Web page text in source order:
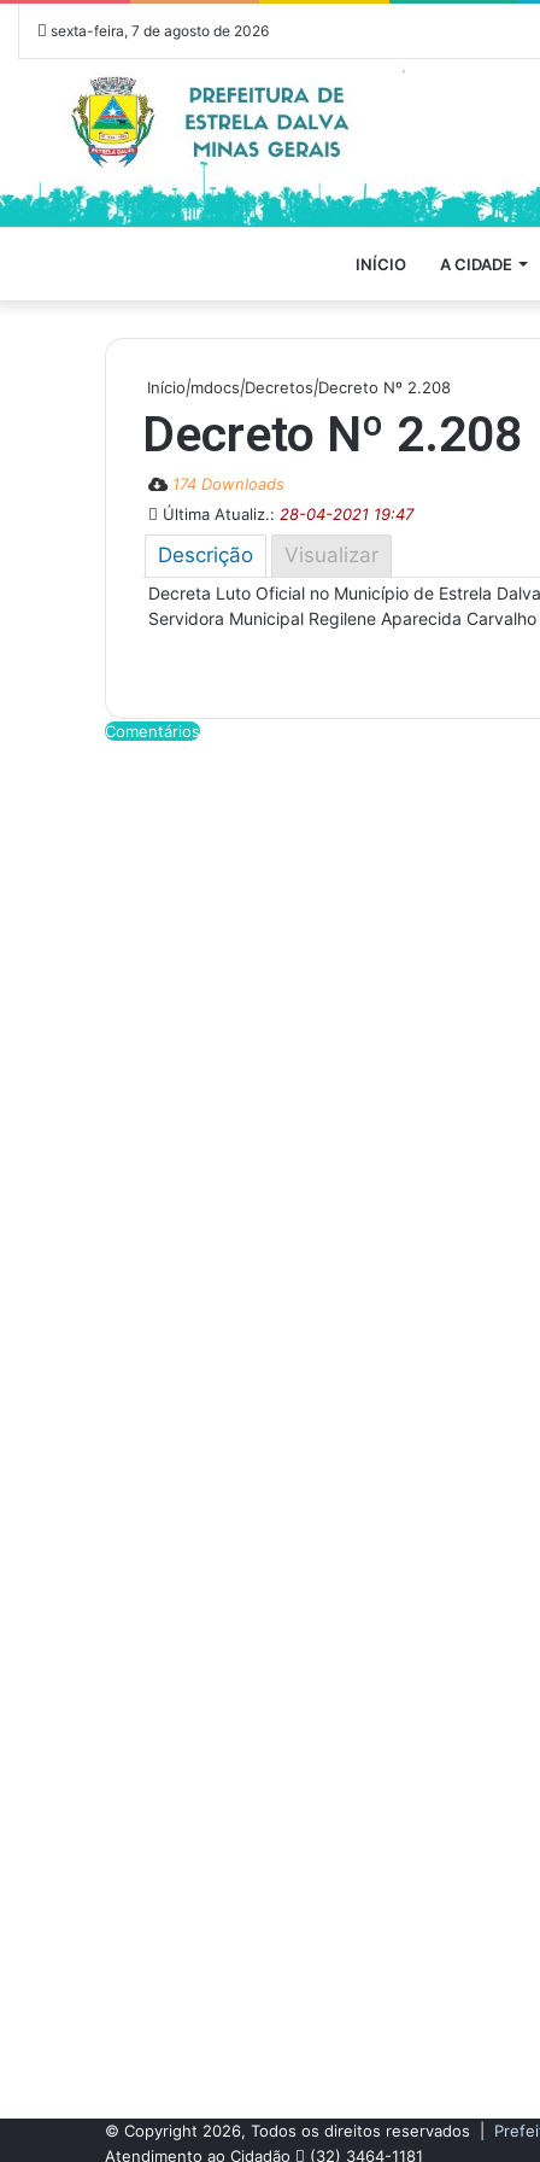
sexta-feira, 7 de agosto de 2026
INÍCIO A CIDADE
Início|mdocs|Decretos|Decreto Nº 2.208
Decreto Nº 2.208
174 Downloads
Última Atualiz.: 28-04-2021 19:47
Descrição Visualizar
Decreta Luto Oficial no Município de Estrela
Servidora Municipal Regilene Aparecida
Comentários
© Copyright 2026, Todos os direitos reservados |
Atendimento ao Cidadão
(32) 3464-1181